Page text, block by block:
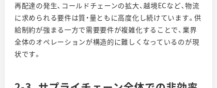
再配達の発生、コールドチェーンの拡大、越境ECなど、物流
に求められる要件は質・量ともに高度化し続けています。供
給制約が強まる一方で需要要件が複雑化することで、業界
全体のオペレーションが構造的に難しくなっているのが現
状です。